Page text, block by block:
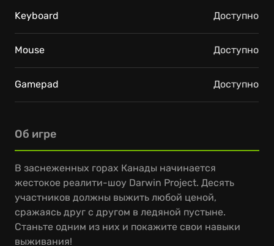
Об игре
В заснеженных горах Канады начинается
жестокое реалити-шоу Darwin Project. Десять
участников должны выжить любой ценой,
сражаясь друг с другом в ледяной пустыне.
Станьте одним из них и покажите свои навыки
выживания!
Keyboard Доступно
Mouse Доступно
Gamepad Доступно